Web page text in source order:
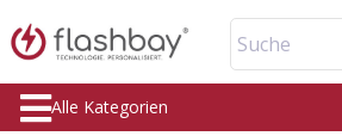
Suche
Alle Kategorien